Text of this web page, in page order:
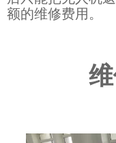
额的维修费用。